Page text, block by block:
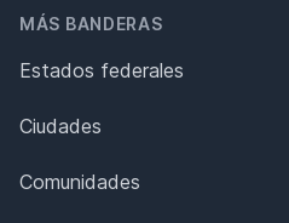
MÁS BANDERAS
Estados federales
Ciudades
Comunidades